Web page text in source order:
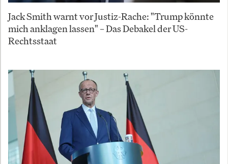
Jack Smith warnt vor Justiz-Rache: "Trump könnte
mich anklagen lassen" – Das Debakel der US-
Rechtsstaat